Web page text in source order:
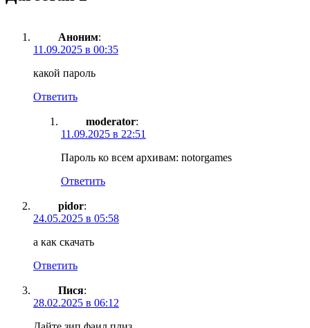
Аноним:
11.09.2025 в 00:35
какой пароль
Ответить
moderator:
11.09.2025 в 22:51
Пароль ко всем архивам: notorgames
Ответить
pidor:
24.05.2025 в 05:58
а как скачать
Ответить
Пися:
28.02.2025 в 06:12